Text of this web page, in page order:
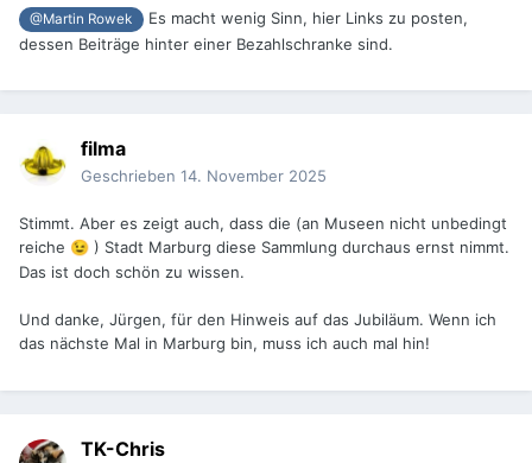
@Martin Rowek
Es macht wenig Sinn, hier Links zu posten,
dessen Beiträge hinter einer Bezahlschranke sind.
filma
Geschrieben 14. November 2025
Stimmt. Aber es zeigt auch, dass die (an Museen nicht unbedingt
reiche 😉 ) Stadt Marburg diese Sammlung durchaus ernst nimmt.
Das ist doch schön zu wissen.
Und danke, Jürgen, für den Hinweis auf das Jubiläum. Wenn ich
das nächste Mal in Marburg bin, muss ich auch mal hin!
TK-Chris